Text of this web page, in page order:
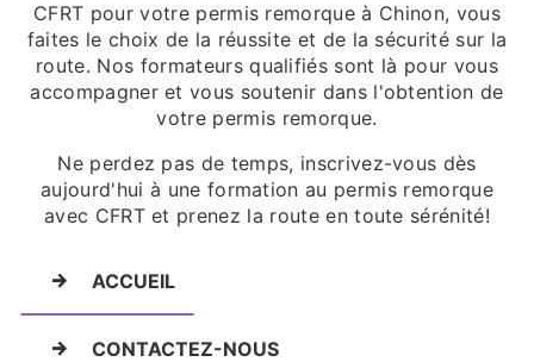
CFRT pour votre permis remorque à Chinon, vous
faites le choix de la réussite et de la sécurité sur la
route. Nos formateurs qualifiés sont là pour vous
accompagner et vous soutenir dans l'obtention de
votre permis remorque.
Ne perdez pas de temps, inscrivez-vous dès
aujourd'hui à une formation au permis remorque
avec CFRT et prenez la route en toute sérénité!
ACCUEIL
CONTACTEZ-NOUS